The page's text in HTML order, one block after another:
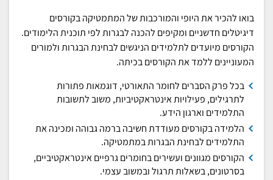
בואו להכיר את היופי והמורכבות של המתמטיקה בקורסים
דיגיטלים חדשניים ומקיפים להכנה לבגרות לפי תוכנית הלימודים.
הקורסים מיועדים לתלמידים הניגשים לבחינת הבגרות ולמורים
המעוניינים ללמד את הקורסים בכיתה.
בכל פרק הסברים לחומר התאורטי, דוגמאות פתורות
לתרגילים, פעילויות אינטראקטיביות, משוב לתשובות
התלמידים וארגון הידע.
הלמידה בקורסים מעודדת חשיבה ברמה גבוהה ומכינה את
התלמידים לבחינת הבגרות במתמטיקה.
הקורסים מגוונים ועשירים בחומרים גרפיים אינטראקטיביים,
בסרטונים, בשאלות תרגול ובמשוב עצמי.